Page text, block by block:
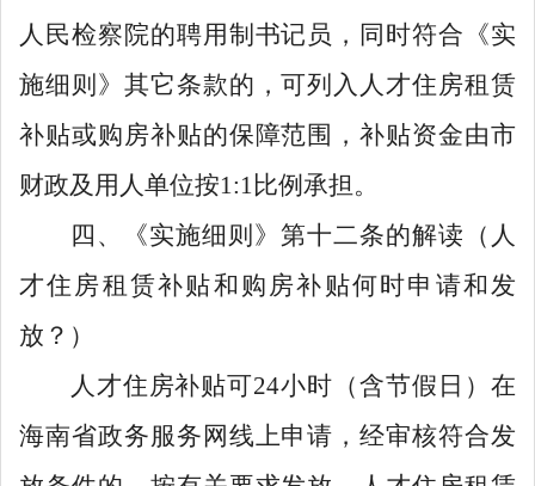
人民检察院的聘用制书记员，同时符合《实
施细则》其它条款的，可列入人才住房租赁
补贴或购房补贴的保障范围，补贴资金由市
财政及用人单位按1:1 比例承担。
四、《实施细则》第十二条的解读（人
才住房租赁补贴和购房补贴何时申请和发
放？）
人才住房补贴可24小时（含节假日）在
海南省政务服务网线上申请，经审核符合发